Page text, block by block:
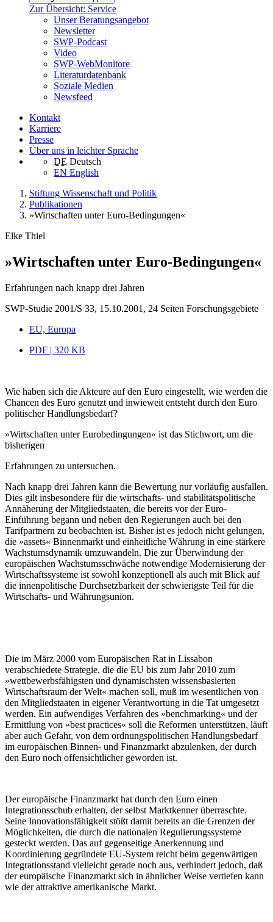
Zur Übersicht: Service
Unser Beratungsangebot
Newsletter
SWP-Podcast
Video
SWP-WebMonitore
Literaturdatenbank
Soziale Medien
Newsfeed
Kontakt
Karriere
Presse
Über uns in leichter Sprache
DE Deutsch
EN English
Stiftung Wissenschaft und Politik
Publikationen
»Wirtschaften unter Euro-Bedingungen«
Elke Thiel
»Wirtschaften unter Euro-Bedingungen«
Erfahrungen nach knapp drei Jahren
SWP-Studie 2001/S 33, 15.10.2001, 24 Seiten Forschungsgebiete
EU, Europa
PDF | 320 KB
Wie haben sich die Akteure auf den Euro eingestellt, wie werden die
Chancen des Euro genutzt und inwieweit entsteht durch den Euro
politischer Handlungsbedarf?
»Wirtschaften unter Eurobedingungen« ist das Stichwort, um die
bisherigen
Erfahrungen zu untersuchen.
Nach knapp drei Jahren kann die Bewertung nur vorläufig ausfallen.
Dies gilt insbesondere für die wirtschafts- und stabilitätspolitische
Annäherung der Mitgliedstaaten, die bereits vor der Euro-
Einführung begann und neben den Regierungen auch bei den
Tarifpartnern zu beobachten ist. Bisher ist es jedoch nicht gelungen,
die »assets« Binnenmarkt und einheitliche Währung in eine stärkere
Wachstumsdynamik umzuwandeln. Die zur Überwindung der
europäischen Wachstumsschwäche notwendige Modernisierung der
Wirtschaftssysteme ist sowohl konzeptionell als auch mit Blick auf
die innenpolitische Durchsetzbarkeit der schwierigste Teil für die
Wirtschafts- und Währungsunion.
Die im März 2000 vom Europäischen Rat in Lissabon
verabschiedete Strategie, die die EU bis zum Jahr 2010 zum
»wettbewerbsfähigsten und dynamischsten wissensbasierten
Wirtschaftsraum der Welt« machen soll, muß im wesentlichen von
den Mitgliedstaaten in eigener Verantwortung in die Tat umgesetzt
werden. Ein aufwendiges Verfahren des »benchmarking« und der
Ermittlung von »best practices« soll die Reformen unterstützen, läuft
aber auch Gefahr, von dem ordnungspolitischen Handlungsbedarf
im europäischen Binnen- und Finanzmarkt abzulenken, der durch
den Euro noch offensichtlicher geworden ist.
Der europäische Finanzmarkt hat durch den Euro einen
Integrationsschub erhalten, der selbst Marktkenner überraschte.
Seine Innovationsfähigkeit stößt damit bereits an die Grenzen der
Möglichkeiten, die durch die nationalen Regulierungssysteme
gesteckt werden. Das auf gegenseitige Anerkennung und
Koordinierung gegründete EU-System reicht beim gegenwärtigen
Integrationsstand vielleicht gerade noch aus, verhindert jedoch, daß
der europäische Finanzmarkt sich in ähnlicher Weise vertiefen kann
wie der attraktive amerikanische Markt.